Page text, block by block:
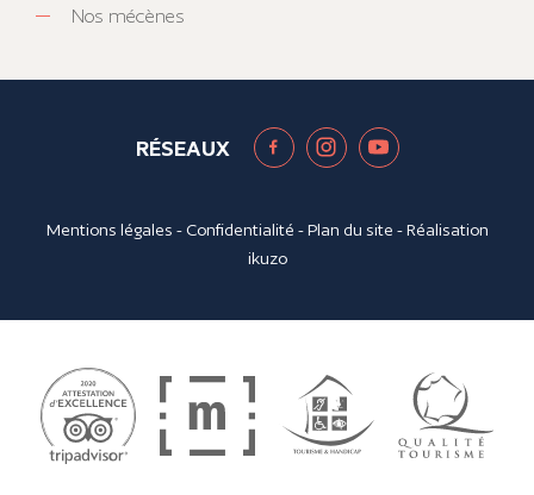
Nos mécènes
RÉSEAUX
Mentions légales - Confidentialité -Plan du site - Réalisation
ikuzo